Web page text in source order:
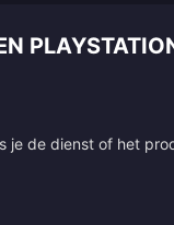
je de dienst of het